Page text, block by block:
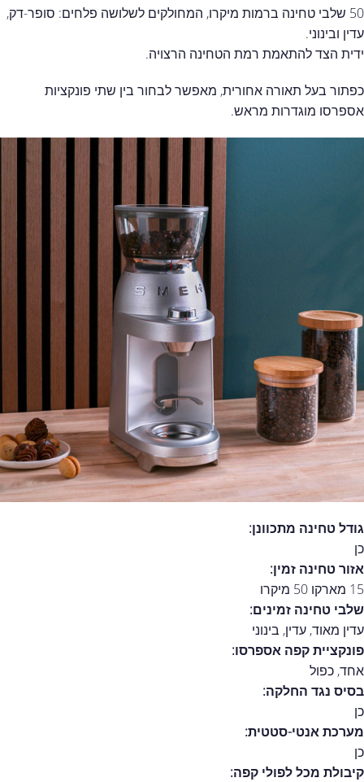
50 שלבי טחינה ברמות מיקרו, המחולקים לשלושה פלחים: סופר-דק,
עדין ובינוני.
ידית הצד להתאמת רמת הטחינה הרצויה.
כפתור בעל תאורה אחורית, מאפשר לבחור בין שתי פונקציות
אספרסו מוגדרות מראש.
גודל טחינה מתכוונן:
כן
אזור טחינה זמין:
15 מארקו 50 מיקרו
שלבי טחינה זמינים:
עדין מאוד, עדין, בינוני
פונקציית קפה אספרסו:
אחד, כפול
בסיס נגד החלקה:
כן
מערכת אנטי-סטטית:
כן
קיבולת מכל לפולי קפה: